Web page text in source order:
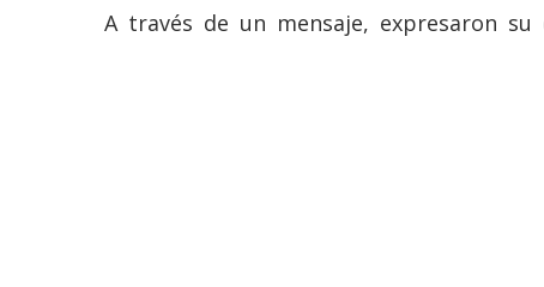
A través de un mensaje, expresaron